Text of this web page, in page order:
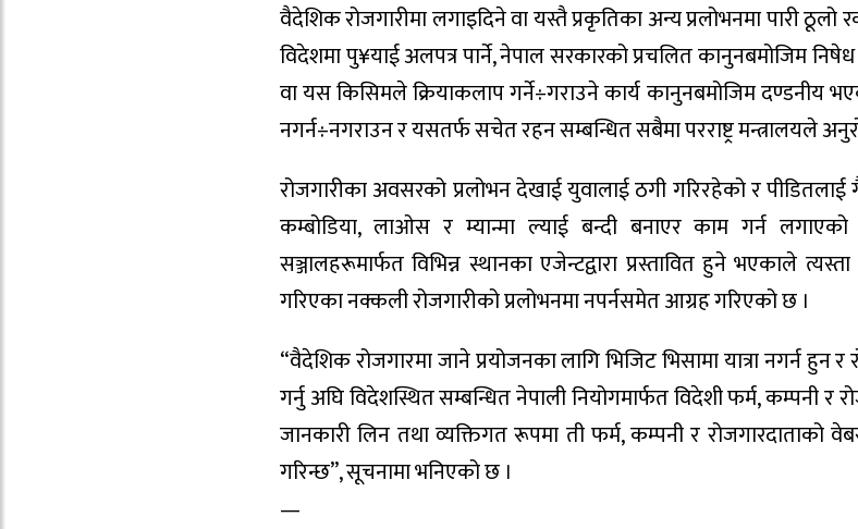
वैदेशिक रोजगारीमा लगाइदिने वा यस्तै प्रकृतिका अन्य प्रलोभनमा पारी
विदेशमा पु¥याई अलपत्र पार्ने, नेपाल सरकारको प्रचलित कानुनबमोजिम
वा यस किसिमले क्रियाकलाप गर्ने÷गराउने कार्य कानुनबमोजिम दण्डनीय
नगर्न÷नगराउन र यसतर्फ सचेत रहन सम्बन्धित सबैमा परराष्ट्र मन्त्रालयले
रोजगारीका अवसरको प्रलोभन देखाई युवालाई ठगी गरिरहेको र
कम्बोडिया, लाओस र म्यान्मा ल्याई बन्दी बनाएर काम गर्न
सञ्जालहरूमार्फत विभिन्न स्थानका एजेन्टद्वारा प्रस्तावित हुने भएकाले
गरिएका नक्कली रोजगारीको प्रलोभनमा नपर्नसमेत आग्रह गरिएको छ ।
“वैदेशिक रोजगारमा जाने प्रयोजनका लागि भिजिट भिसामा यात्रा नगर्न हुन र
गर्नु अघि विदेशस्थित सम्बन्धित नेपाली नियोगमार्फत विदेशी फर्म, कम्पनी र
जानकारी लिन तथा व्यक्तिगत रूपमा ती फर्म, कम्पनी र रोजगारदाताको
गरिन्छ”, सूचनामा भनिएको छ ।
—